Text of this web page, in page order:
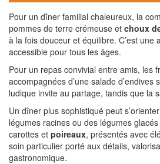
Pour un dîner familial chaleureux, la
pommes de terre crémeuse et choux
à la fois douceur et équilibre. C’est une
accessible pour tous les âges.
Pour un repas convivial entre amis, les
accompagnées d’une salade
ludique invite au partage, tandis que la
Un dîner plus sophistiqué peut
légumes racines ou des légumes
carottes et poireaux, présentés avec
soin particulier porté aux détails,
gastronomique.